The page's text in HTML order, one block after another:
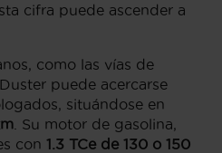
cifra puede ascender a
como las vías de
puede acercarse
situándose en
. Su motor de gasolina,
con 1.3 TCe de 130 o 150